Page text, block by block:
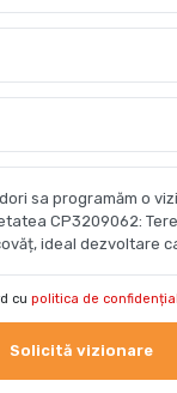
cu politica de
Solicită vizionare